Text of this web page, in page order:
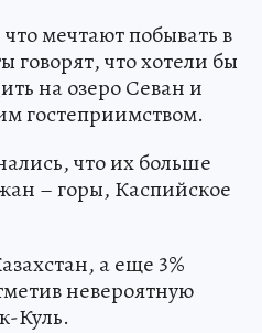
мечтают побывать в
что хотели бы
на озеро Севан и
гостеприимством.
что их больше
– горы, Каспийское
а еще 3%
невероятную
Куль.